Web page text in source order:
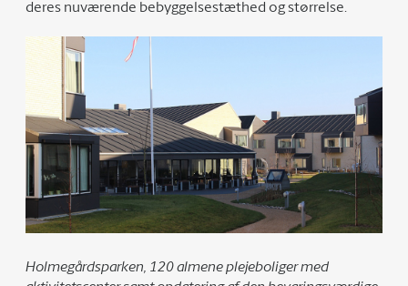
deres nuværende bebyggelsestæthed og størrelse.
Holmegårdsparken, 120 almene plejeboliger med